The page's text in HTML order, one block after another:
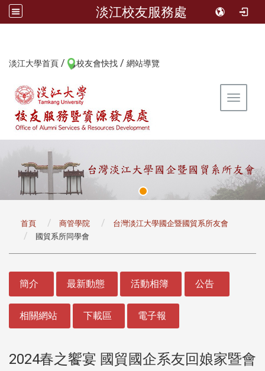
淡江校友服務處
淡江大學首頁 / 校友會快找 / 網站導覽
Toggle
首頁 商管學院
台灣淡江大學國企暨國貿系所友會
國貿系所同學會
簡介 最新動態 活動相簿 公告
相關網站 下載區 電子報
2024春之饗宴 國貿國企系友回娘家暨會